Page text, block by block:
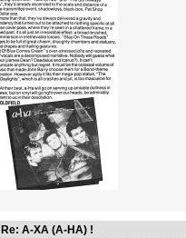
Re: А-ХА (A-HA) !